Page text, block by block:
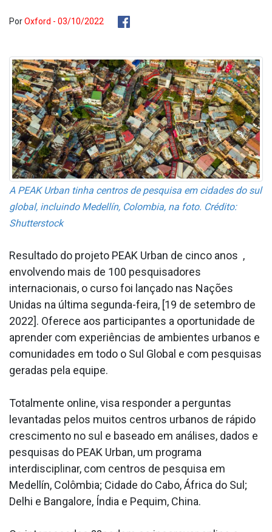
PorOxford - 03/10/2022
A PEAK Urban tinha centros de pesquisa em cidades do sul
global, incluindo Medellín, Colombia, na foto. Crédito:
Shutterstock
Resultado do projeto PEAK Urban de cinco anos ,
envolvendo mais de 100 pesquisadores
internacionais, o curso foi lançado nas Nações
Unidas na última segunda-feira, [19 de setembro de
2022]. Oferece aos participantes a oportunidade de
aprender com experiências de ambientes urbanos e
comunidades em todo o Sul Global e com pesquisas
geradas pela equipe.
Totalmente online, visa responder a perguntas
levantadas pelos muitos centros urbanos de rápido
crescimento no sul e baseado em análises, dados e
pesquisas do PEAK Urban, um programa
interdisciplinar, com centros de pesquisa em
Medellín, Colômbia; Cidade do Cabo, África do Sul;
Delhi e Bangalore, Índia e Pequim, China.